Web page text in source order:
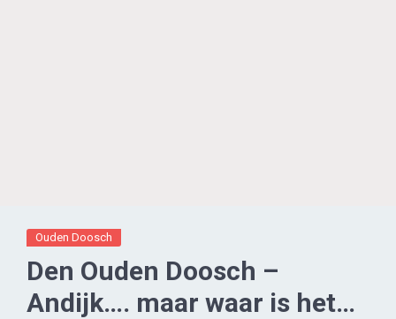
Ouden Doosch
Den Ouden Doosch –
Andijk…. maar waar is het…